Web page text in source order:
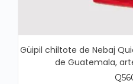
Güipil chiltote de Nebaj
de Guatemala,
Q